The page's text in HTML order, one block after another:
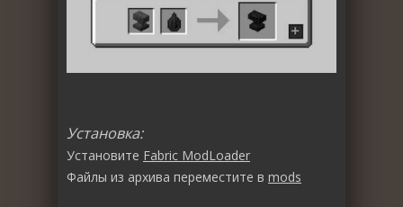
Установка:
Установите Fabric ModLoader
Файлы из архива переместите в mods